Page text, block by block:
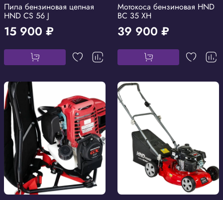
Пила бензиновая цепная
HND CS 56 J
15 900 ₽
Мотокоса бензиновая HND
BC 35 XH
39 900 ₽